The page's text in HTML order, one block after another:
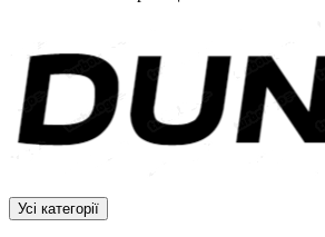
Усі категорії